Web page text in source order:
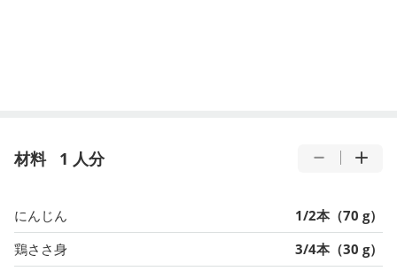
材料 1 人分
にんじん
1/2本（70 g）
鶏ささ身
3/4本（30 g）